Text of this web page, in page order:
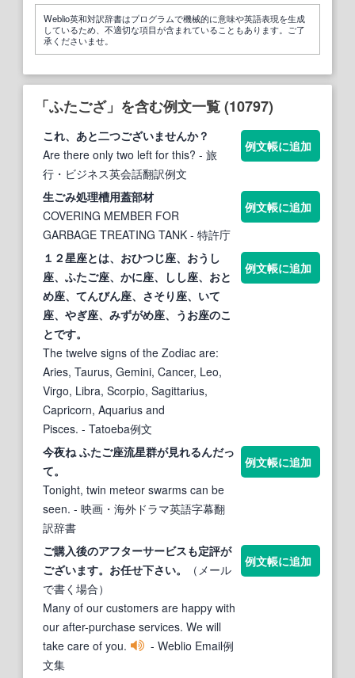
Weblio英和対訳辞書はプログラムで機械的に意味や英語表現を生成
しているため、不適切な項目が含まれていることもあります。ご了
承くださいませ。
「ふたござ」を含む例文一覧 (10797)
これ、あと二つございませんか？
Are there only two left for this? - 旅
行・ビジネス英会話翻訳例文
例文帳に追加
生ごみ処理槽用蓋部材
COVERING MEMBER FOR
GARBAGE TREATING TANK - 特許庁
例文帳に追加
１２星座とは、おひつじ座、おうし
座、 ふたご座、かに座、しし座、おと
め座、てんびん座、さそり座、いて
座、やぎ座、みずがめ座、うお座のこ
とです。
The twelve signs of the Zodiac are:
Aries, Taurus, Gemini, Cancer, Leo,
Virgo, Libra, Scorpio, Sagittarius,
Capricorn, Aquarius and
Pisces. - Tatoeba例文
例文帳に追加
今夜ね ふたご座流星群が見れるんだっ
て。
Tonight, twin meteor swarms can be
seen. - 映画・海外ドラマ英語字幕翻
訳辞書
例文帳に追加
ご購入後のアフターサービスも定評が
ございます。お任せ下さい。
（メール
で書く場合）
Many of our customers are happy with
our after-purchase services. We will
take care of you.
- Weblio Email例
文集
例文帳に追加